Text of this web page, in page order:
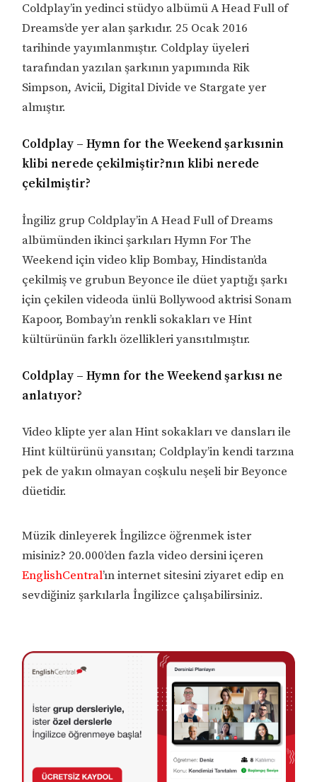
Coldplay’in yedinci stüdyo albümü A Head Full of
Dreams’de yer alan şarkıdır. 25 Ocak 2016
tarihinde yayımlanmıştır. Coldplay üyeleri
tarafından yazılan şarkının yapımında Rik
Simpson, Avicii, Digital Divide ve Stargate yer
almıştır.
Coldplay – Hymn for the Weekend şarkısınin
klibi nerede çekilmiştir?nın klibi nerede
çekilmiştir?
İngiliz grup Coldplay’in A Head Full of Dreams
albümünden ikinci şarkıları Hymn For The
Weekend için video klip Bombay, Hindistan’da
çekilmiş ve grubun Beyonce ile düet yaptığı şarkı
için çekilen videoda ünlü Bollywood aktrisi Sonam
Kapoor, Bombay’ın renkli sokakları ve Hint
kültürünün farklı özellikleri yansıtılmıştır.
Coldplay – Hymn for the Weekend şarkısı ne
anlatıyor?
Video klipte yer alan Hint sokakları ve dansları ile
Hint kültürünü yansıtan; Coldplay’in kendi tarzına
pek de yakın olmayan coşkulu neşeli bir Beyonce
düetidir.
Müzik dinleyerek İngilizce öğrenmek ister
misiniz? 20.000’den fazla video dersini içeren
EnglishCentral’ın internet sitesini ziyaret edip en
sevdiğiniz şarkılarla İngilizce çalışabilirsiniz.